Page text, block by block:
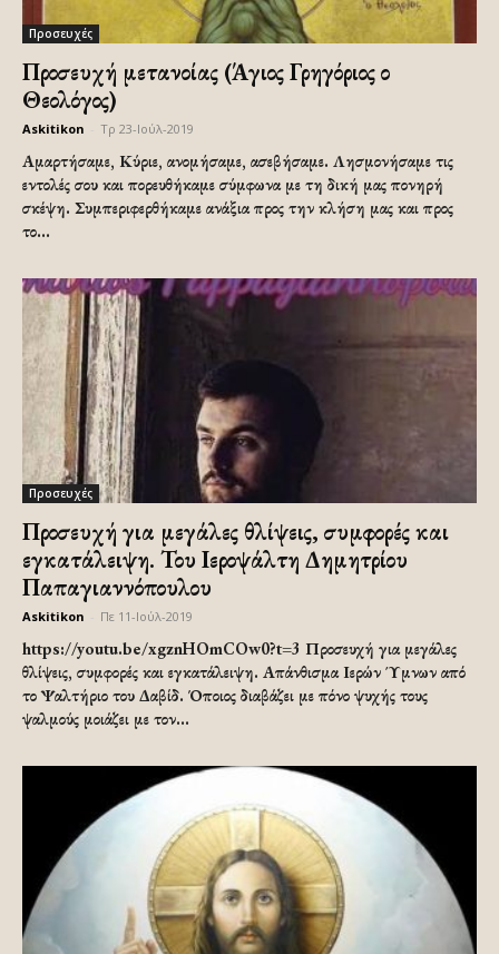
Προσευχές
Προσευχή μετανοίας (Άγιος Γρηγόριος ο
Θεολόγος)
Askitikon Τρ 23-Ιούλ-2019
Αμαρτήσαμε, Κύριε, ανομήσαμε, ασεβήσαμε. Λησμονήσαμε τις
εντολές σου και πορευθήκαμε σύμφωνα με τη δική μας πονηρή
σκέψη. Συμπεριφερθήκαμε ανάξια προς την κλήση μας και προς
το...
Προσευχές
Προσευχή για μεγάλες θλίψεις, συμφορές και
εγκατάλειψη. Του Ιεροψάλτη Δημητρίου
Παπαγιαννόπουλου
Askitikon Πε 11-Ιούλ-2019
https://youtu.be/xgznHOmCOw0?t=3 Προσευχή για μεγάλες
θλίψεις, συμφορές και εγκατάλειψη. Απάνθισμα Ιερών Ύμνων από
το Ψαλτήριο του Δαβίδ. Όποιος διαβάζει με πόνο ψυχής τους
ψαλμούς μοιάζει με τον...